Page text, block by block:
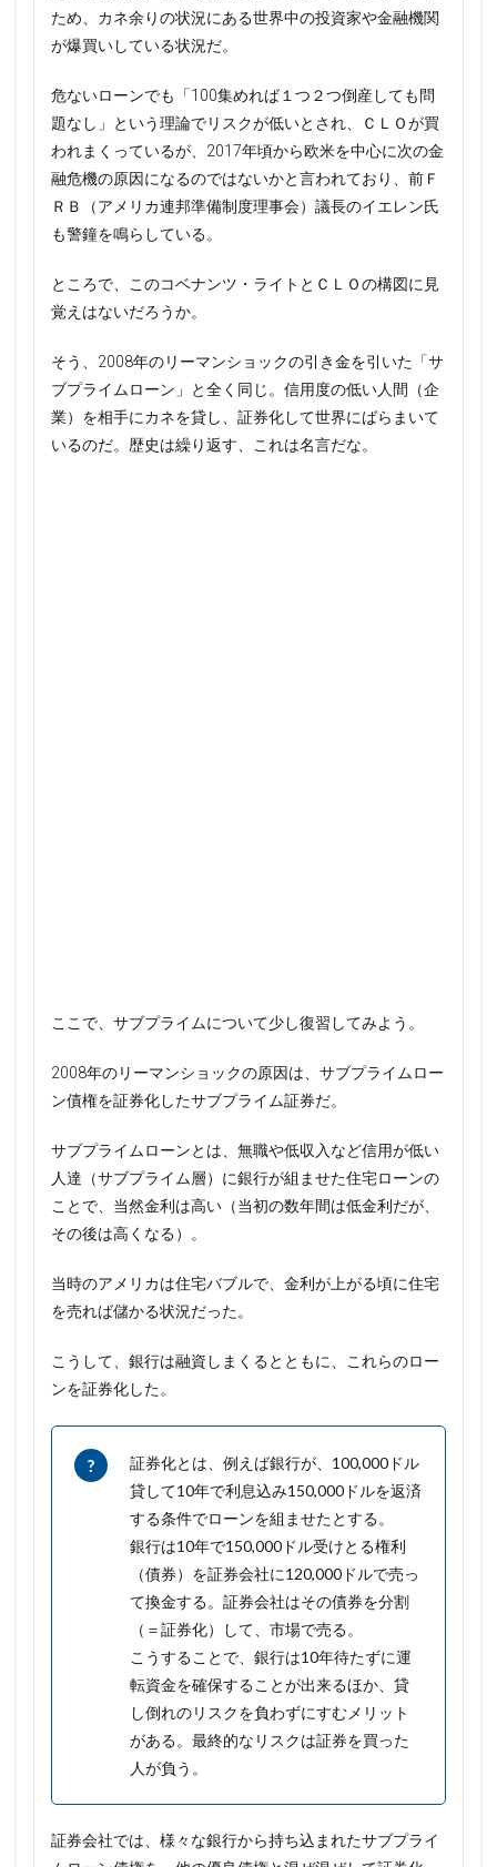
ため、カネ余りの状況にある世界中の投資家や金融機関
が爆買いしている状況だ。
危ないローンでも「100集めれば１つ２つ倒産しても問
題なし」という理論でリスクが低いとされ、ＣＬＯが買
われまくっているが、2017年頃から欧米を中心に次の金
融危機の原因になるのではないかと言われており、前Ｆ
ＲＢ（アメリカ連邦準備制度理事会）議長のイエレン氏
も警鐘を鳴らしている。
ところで、このコベナンツ・ライトとＣＬＯの構図に見
覚えはないだろうか。
そう、2008年のリーマンショックの引き金を引いた「サ
ブプライムローン」と全く同じ。信用度の低い人間（企
業）を相手にカネを貸し、証券化して世界にばらまいて
いるのだ。歴史は繰り返す、これは名言だな。
ここで、サブプライムについて少し復習してみよう。
2008年のリーマンショックの原因は、サブプライムロー
ン債権を証券化したサブプライム証券だ。
サブプライムローンとは、無職や低収入など信用が低い
人達（サブプライム層）に銀行が組ませた住宅ローンの
ことで、当然金利は高い（当初の数年間は低金利だが、
その後は高くなる）。
当時のアメリカは住宅バブルで、金利が上がる頃に住宅
を売れば儲かる状況だった。
こうして、銀行は融資しまくるとともに、これらのロー
ンを証券化した。
証券化とは、例えば銀行が、100,000ドル
貸して10年で利息込み150,000ドルを返済
する条件でローンを組ませたとする。
銀行は10年で150,000ドル受けとる権利
（債券）を証券会社に120,000ドルで売っ
て換金する。証券会社はその債券を分割
（＝証券化）して、市場で売る。
こうすることで、銀行は10年待たずに運
転資金を確保することが出来るほか、貸
し倒れのリスクを負わずにすむメリット
がある。最終的なリスクは証券を買った
人が負う。
証券会社では、様々な銀行から持ち込まれたサブプライ